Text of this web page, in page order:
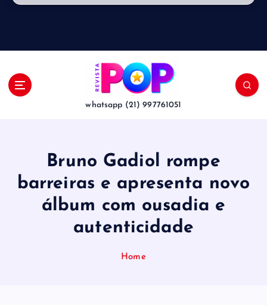
whatsapp (21) 997761051
Bruno Gadiol rompe
barreiras e apresenta novo
álbum com ousadia e
autenticidade
Home